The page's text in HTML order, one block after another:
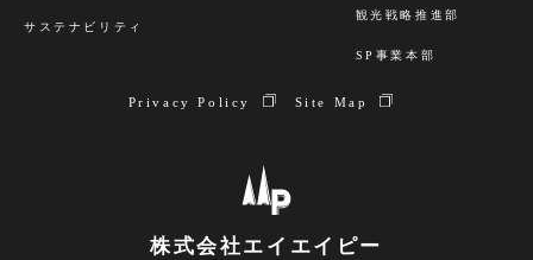
株式会社エイエイピー
サステナビリティ
観光戦略推進部
SP事業本部
Privacy Policy Site Map